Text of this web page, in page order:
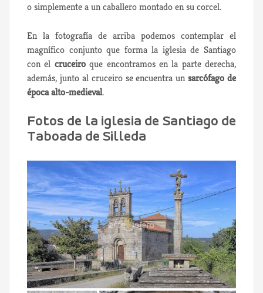
o simplemente a un caballero montado en su corcel.
En la fotografía de arriba podemos contemplar el
magnífico conjunto que forma la iglesia de Santiago
con el cruceiroque encontramos en la parte derecha,
además, junto al cruceiro se encuentra unsarcófago de
época alto-medieval.
Fotos de la iglesia de Santiago de
Taboada de Silleda